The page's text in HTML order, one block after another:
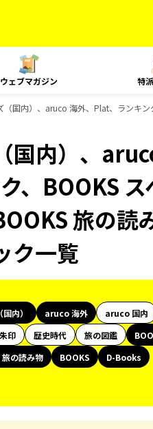
ウェブマガジン 特
国内）、aruco 海外、Plat、ランキン
国内）、
、BOOKS ス
旅の読
ク一覧
内） aruco 海外 aruco 国内
印 歴史時代 旅の図鑑
の読み物 BOOKS
D-Books